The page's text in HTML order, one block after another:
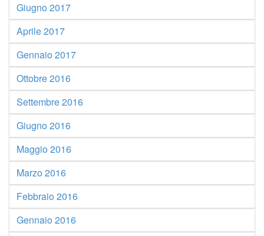
Giugno 2017
Aprile 2017
Gennaio 2017
Ottobre 2016
Settembre 2016
Giugno 2016
Maggio 2016
Marzo 2016
Febbraio 2016
Gennaio 2016